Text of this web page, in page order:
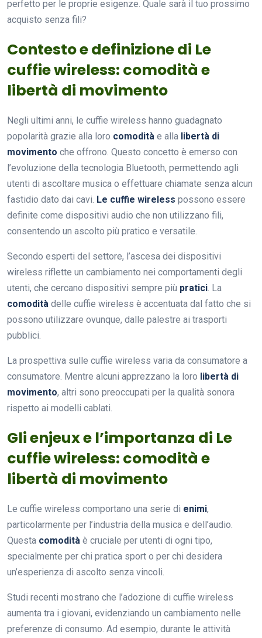
perfetto per le proprie esigenze. Quale sarà il tuo prossimo
acquisto senza fili?
Contesto e definizione di Le
cuffie wireless: comodità e
libertà di movimento
Negli ultimi anni, le cuffie wireless hanno guadagnato
popolarità grazie alla loro comodità e alla libertà di
movimento che offrono. Questo concetto è emerso con
l’evoluzione della tecnologia Bluetooth, permettendo agli
utenti di ascoltare musica o effettuare chiamate senza alcun
fastidio dato dai cavi. Le cuffie wireless possono essere
definite come dispositivi audio che non utilizzano fili,
consentendo un ascolto più pratico e versatile.
Secondo esperti del settore, l’ascesa dei dispositivi
wireless riflette un cambiamento nei comportamenti degli
utenti, che cercano dispositivi sempre più pratici. La
comodità delle cuffie wireless è accentuata dal fatto che si
possono utilizzare ovunque, dalle palestre ai trasporti
pubblici.
La prospettiva sulle cuffie wireless varia da consumatore a
consumatore. Mentre alcuni apprezzano la loro libertà di
movimento, altri sono preoccupati per la qualità sonora
rispetto ai modelli cablati.
Gli enjeux e l’importanza di Le
cuffie wireless: comodità e
libertà di movimento
Le cuffie wireless comportano una serie di enimi,
particolarmente per l’industria della musica e dell’audio.
Questa comodità è cruciale per utenti di ogni tipo,
specialmente per chi pratica sport o per chi desidera
un’esperienza di ascolto senza vincoli.
Studi recenti mostrano che l’adozione di cuffie wireless
aumenta tra i giovani, evidenziando un cambiamento nelle
preferenze di consumo. Ad esempio, durante le attività